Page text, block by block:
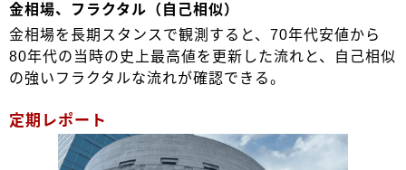
金相場、フラクタル（自己相似）
金相場を長期スタンスで観測すると、70年代安値から
80年代の当時の史上最高値を更新した流れと、自己相似
の強いフラクタルな流れが確認できる。
定期レポート